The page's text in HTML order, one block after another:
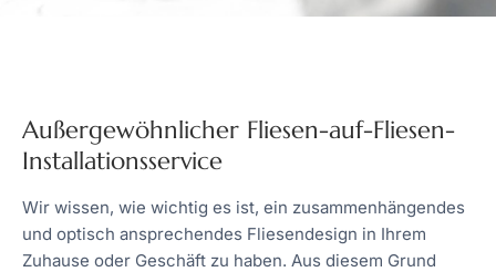
Außergewöhnlicher Fliesen-auf-Fliesen-
Installationsservice
Wir wissen, wie wichtig es ist, ein zusammenhängendes
und optisch ansprechendes Fliesendesign in Ihrem
Zuhause oder Geschäft zu haben. Aus diesem Grund